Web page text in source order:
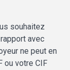
souhaitez
avec
ne peut en
ou votre CIF